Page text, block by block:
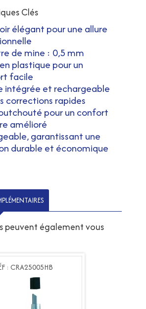
Clés
élégant pour une allure
de mine : 0,5 mm
plastique pour un
facile
intégrée et rechargeable
corrections rapides
pour un confort
amélioré
garantissant une
durable et économique
peuvent également vous
: CRA25005HB